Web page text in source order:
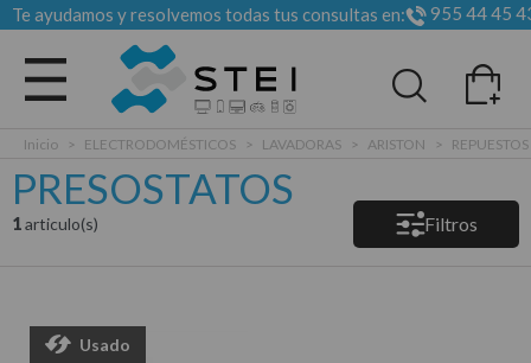
Te ayudamos y resolvemos todas tus consultas en: 955 44 45
Todas las categorias
Inicio > ELECTRODOMÉSTICOS > LAVADORAS > ARISTON > REPUESTOS
PRESOSTATOS
1articulo(s) Filtros
Usado